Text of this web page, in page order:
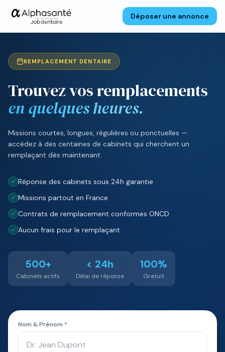
Déposer une annonce
REMPLACEMENT DENTAIRE
Trouvez vos remplacements
en quelques heures.
Missions courtes, longues, régulières ou ponctuelles —
accédez à des centaines de cabinets qui cherchent un
remplaçant dès maintenant.
Réponse des cabinets sous 24h garantie
Missions partout en France
Contrats de remplacement conformes ONCD
Aucun frais pour le remplaçant
500+
Cabinets actifs
< 24h
Délai de réponse
100%
Gratuit
Nom & Prénom *